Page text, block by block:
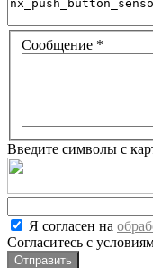
Сообщение *
Введите символы с
Я согласен на
Согласитесь с